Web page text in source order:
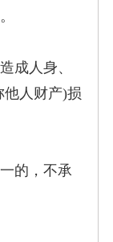
人身、
人财产)损
的，不承